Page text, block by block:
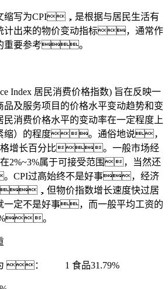
缩写为CPI，是根据与居民生活有
计出来的物价变动指标，通常作
重要参考。
Index 居民消费价格指数) 旨在反映一
品及服务项目的价格水平变动趋势和变
费价格水平的变动率在一定程度上
缩）的程度。通俗地说，
格增长百分比。一般市场经
2%~3%属于可接受范围，当然还
CPI过高始终不是好事，经济
，但物价指数增长速度快过居
一定不是好事，而一般平均工资的
。
为 ： 1 食品31.79%